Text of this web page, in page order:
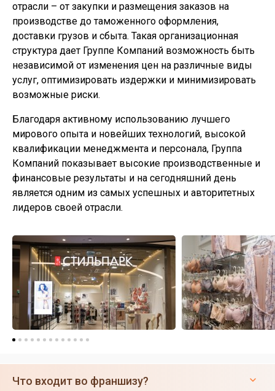
отрасли – от закупки и размещения заказов на
производстве до таможенного оформления,
доставки грузов и сбыта. Такая организационная
структура дает Группе Компаний возможность быть
независимой от изменения цен на различные виды
услуг, оптимизировать издержки и минимизировать
возможные риски.
Благодаря активному использованию лучшего
мирового опыта и новейших технологий, высокой
квалификации менеджмента и персонала, Группа
Компаний показывает высокие производственные и
финансовые результаты и на сегодняшний день
является одним из самых успешных и авторитетных
лидеров своей отрасли.
Что входит во франшизу?